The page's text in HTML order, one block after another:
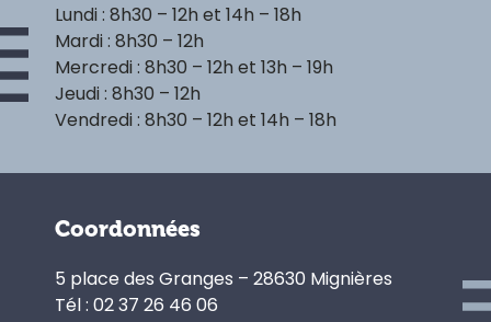
Lundi : 8h30 – 12h et 14h – 18h
Mardi : 8h30 – 12h
Mercredi : 8h30 – 12h et 13h – 19h
Jeudi : 8h30 – 12h
Vendredi : 8h30 – 12h et 14h – 18h
Coordonnées
5 place des Granges – 28630 Mignières
Tél : 02 37 26 46 06